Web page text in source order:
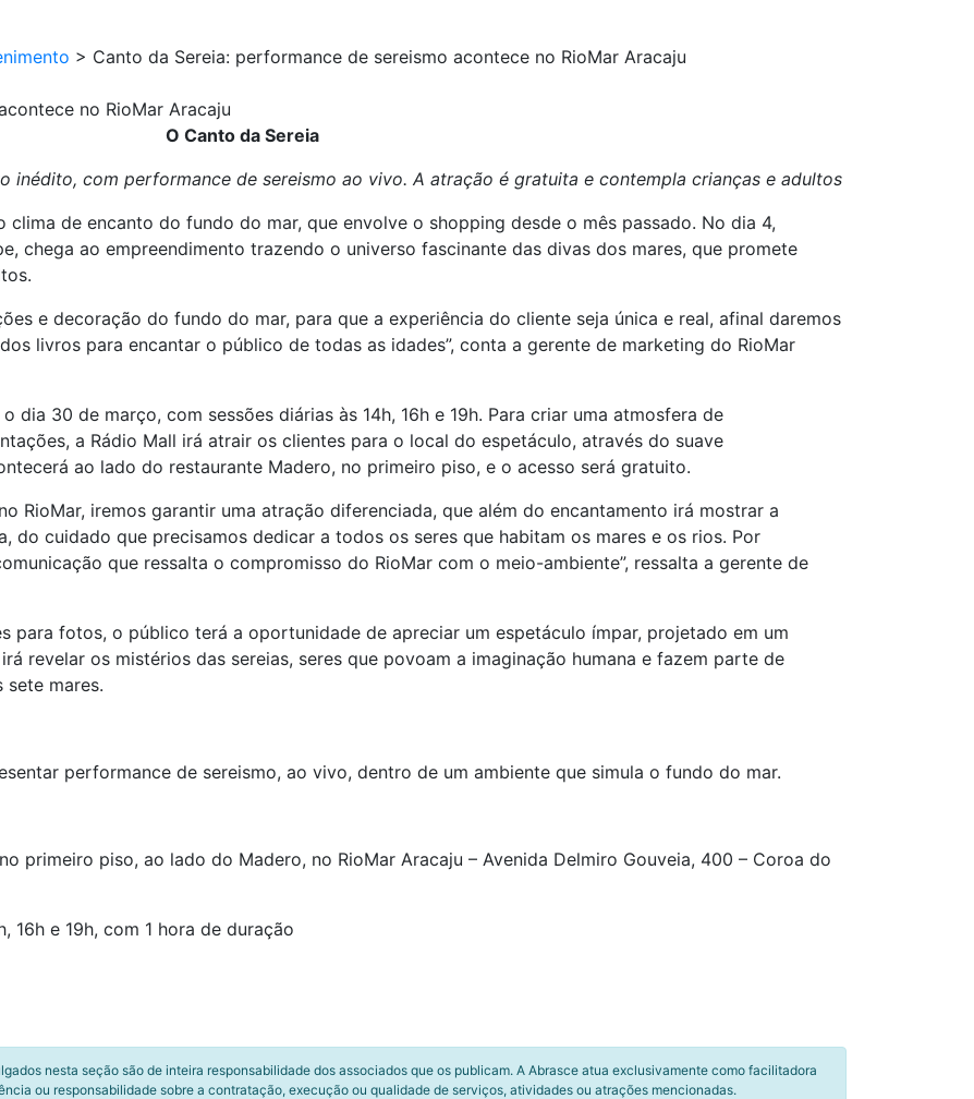
> Canto da Sereia: performance de sereismo acontece no RioMar Aracaju
no RioMar Aracaju
O Canto da Sereia
inédito, com performance de sereismo ao vivo. A atração é gratuita e contempla crianças e adultos
clima de encanto do fundo do mar, que envolve o shopping desde o mês passado. No dia 4,
chega ao empreendimento trazendo o universo fascinante das divas dos mares, que promete
e decoração do fundo do mar, para que a experiência do cliente seja única e real, afinal daremos
livros para encantar o público de todas as idades”, conta a gerente de marketing do RioMar
30 de março, com sessões diárias às 14h, 16h e 19h. Para criar uma atmosfera de
a Rádio Mall irá atrair os clientes para o local do espetáculo, através do suave
ao lado do restaurante Madero, no primeiro piso, e o acesso será gratuito.
RioMar, iremos garantir uma atração diferenciada, que além do encantamento irá mostrar a
do cuidado que precisamos dedicar a todos os seres que habitam os mares e os rios. Por
que ressalta o compromisso do RioMar com o meio-ambiente”, ressalta a gerente de
para fotos, o público terá a oportunidade de apreciar um espetáculo ímpar, projetado em um
revelar os mistérios das sereias, seres que povoam a imaginação humana e fazem parte de
mares.
performance de sereismo, ao vivo, dentro de um ambiente que simula o fundo do mar.
primeiro piso, ao lado do Madero, no RioMar Aracaju – Avenida Delmiro Gouveia, 400 – Coroa do
16h e 19h, com 1 hora de duração
nesta seção são de inteira responsabilidade dos associados que os publicam. A Abrasce atua exclusivamente como facilitadora
ou responsabilidade sobre a contratação, execução ou qualidade de serviços, atividades ou atrações mencionadas.